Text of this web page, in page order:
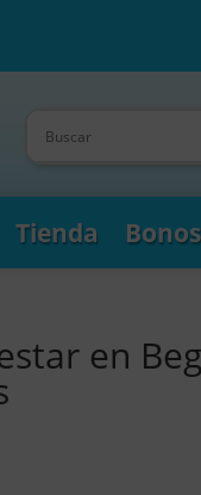
Tienda Bonos
en